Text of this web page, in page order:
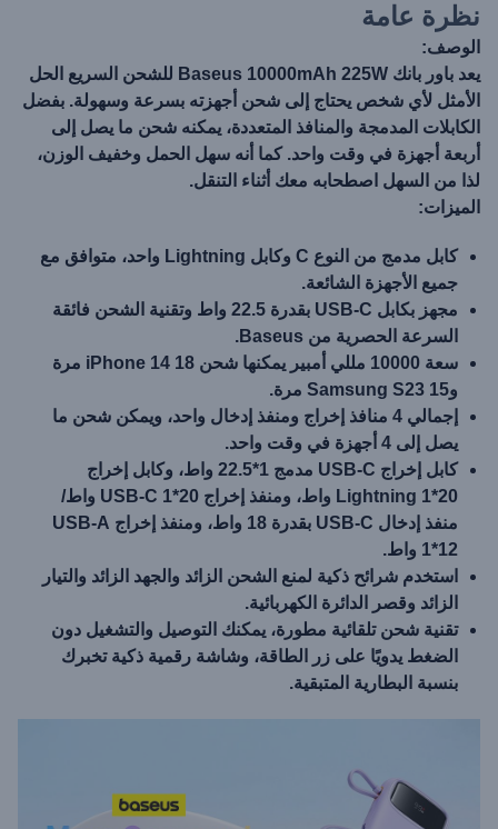
نظرة عامة
الوصف:
يعد باور بانك Baseus 10000mAh 225W للشحن السريع الحل
الأمثل لأي شخص يحتاج إلى شحن أجهزته بسرعة وسهولة. بفضل
الكابلات المدمجة والمنافذ المتعددة، يمكنه شحن ما يصل إلى
أربعة أجهزة في وقت واحد. كما أنه سهل الحمل وخفيف الوزن،
لذا من السهل اصطحابه معك أثناء التنقل.
الميزات:
كابل مدمج من النوع C وكابل Lightning واحد، متوافق مع
جميع الأجهزة الشائعة.
مجهز بكابل USB-C بقدرة 22.5 واط وتقنية الشحن فائقة
السرعة الحصرية من Baseus.
سعة 10000 مللي أمبير يمكنها شحن iPhone 14 18 مرة
وSamsung S23 15 مرة.
إجمالي 4 منافذ إخراج ومنفذ إدخال واحد، ويمكن شحن ما
يصل إلى 4 أجهزة في وقت واحد.
كابل إخراج USB-C مدمج 1*22.5 واط، وكابل إخراج
Lightning 1*20 واط، ومنفذ إخراج USB-C 1*20 واط/
منفذ إدخال USB-C بقدرة 18 واط، ومنفذ إخراج USB-A
1*12 واط.
استخدم شرائح ذكية لمنع الشحن الزائد والجهد الزائد والتيار
الزائد وقصر الدائرة الكهربائية.
تقنية شحن تلقائية مطورة، يمكنك التوصيل والتشغيل دون
الضغط يدويًا على زر الطاقة، وشاشة رقمية ذكية تخبرك
بنسبة البطارية المتبقية.